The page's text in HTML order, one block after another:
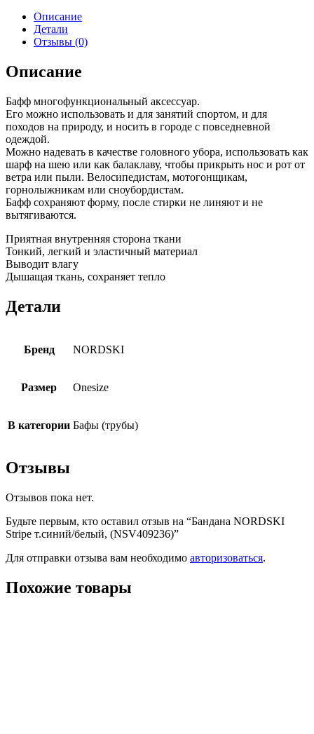
Описание
Детали
Отзывы (0)
Описание
Бафф многофункциональный аксессуар.
Его можно использовать и для занятий спортом, и для
походов на природу, и носить в городе с повседневной
одеждой.
Можно надевать в качестве головного убора, использовать как
шарф на шею или как балаклаву, чтобы прикрыть нос и рот от
ветра или пыли. Велосипедистам, мотогонщикам,
горнолыжникам или сноубордистам.
Бафф сохраняют форму, после стирки не линяют и не
вытягиваются.
Приятная внутренняя сторона ткани
Тонкий, легкий и эластичный материал
Выводит влагу
Дышащая ткань, сохраняет тепло
Детали
Бренд NORDSKI
Размер Onesize
В категории Бафы (трубы)
Отзывы
Отзывов пока нет.
Будьте первым, кто оставил отзыв на “Бандана NORDSKI
Stripe т.синий/белый, (NSV409236)”
Для отправки отзыва вам необходимо авторизоваться.
Похожие товары